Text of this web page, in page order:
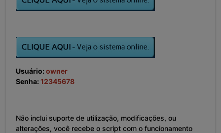
Usuário:owner
Senha:12345678
Não inclui suporte de utilização, modificações, ou
alterações, você recebe o script com o funcionamento